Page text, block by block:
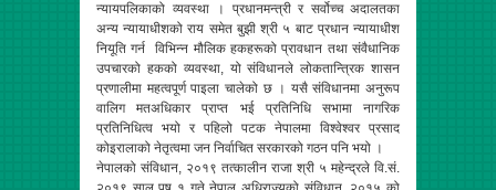
न्यायपलिकाको व्यवस्था । प्रधानमन्त्री र सर्वोच्च अदालतका
अन्य न्यायाधीशको राय समेत बुझी श्री ५ बाट प्रधान न्यायाधीश
नियूति गर्न विभिन्न मौलिक हकहरूको प्रावधान तथा संवैधानिक
उपचारको हकको व्यवस्था, यो संविधानले लोकतान्त्रिक शासन
प्रणालीमा महत्वपूर्ण पाइला चालेको छ । यसै संविधानमा अनुरूप
वालिग मतअधिकार प्राप्त भई प्रतिनिधि सभामा नागरिक
प्रतिनिधित्व भयो र पहिलो पटक नेपालमा विश्वेश्वर प्रसाद
कोइरालाको नेतृत्वमा जन निर्वाचित सरकारको गठन पनि भयो ।
नेपालको संविधान, २०१९ तत्कालीन राजा श्री ५ महेन्द्रले वि.सं.